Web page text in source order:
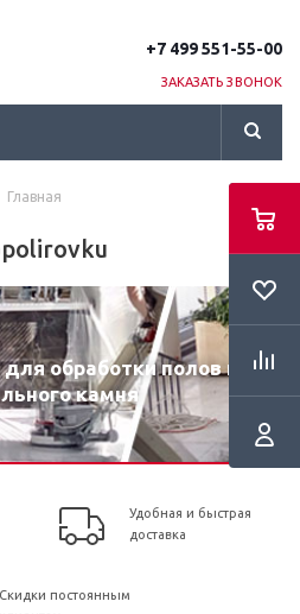
+7 499 551-55-00
ЗАКАЗАТЬ ЗВОНОК
Главная
обработки полов из
камня
Удобная и быстрая
доставка
Скидки постоянным